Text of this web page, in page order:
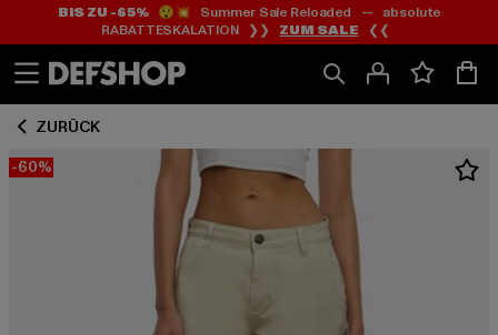
Zum
Inhalt
springen
Zum
Fußzeile
springen
BIS ZU -65%😲💥 Summer Sale Reloaded — absolute
RABATTESKALATION ❯❯ ZUM SALE ❮❮
ZURÜCK
-60%